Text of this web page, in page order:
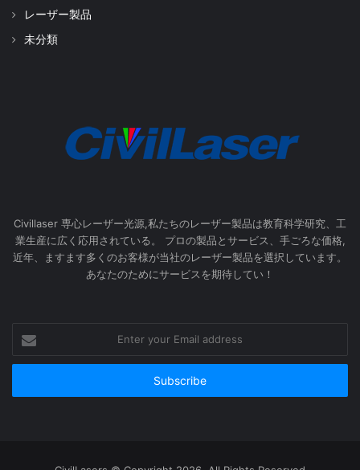
レーザー製品
未分類
Civillaser 専心レーザー光源,私たちのレーザー製品は教育科学研究、工
業生産に広く応用されている。 プロの製品とサービス、手ごろな価格,
近年、ますます多くのお客様が当社のレーザー製品を選択しています。
あなたのためにサービスを期待してい！
your
Email